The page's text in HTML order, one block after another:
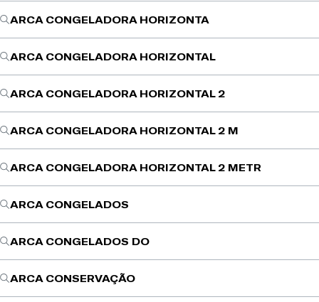
ARCA CONGELADORA HORIZONTA
ARCA CONGELADORA HORIZONTAL
ARCA CONGELADORA HORIZONTAL 2
ARCA CONGELADORA HORIZONTAL 2 M
ARCA CONGELADORA HORIZONTAL 2 METR
ARCA CONGELADOS
ARCA CONGELADOS DO
ARCA CONSERVAÇÃO